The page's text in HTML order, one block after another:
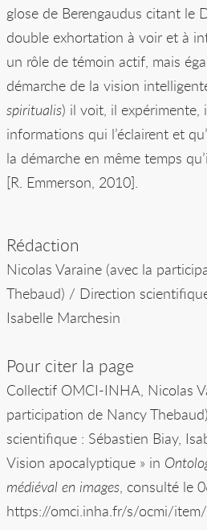
glose de Berengaudus citant le
double exhortation à voir et à
un rôle de témoin actif, mais
démarche de la vision
spiritualis) il voit, il expérimente,
informations qui l’éclairent et
la démarche en même temps
[R. Emmerson, 2010].
Rédaction
Nicolas Varaine (avec la
Thebaud) / Direction
Isabelle Marchesin
Pour citer la page
Collectif OMCI-INHA, Nicolas
participation de Nancy
scientifique : Sébastien Biay,
Vision apocalyptique » in
médiéval en images, consulté le
https://omci.inha.fr/s/ocmi/